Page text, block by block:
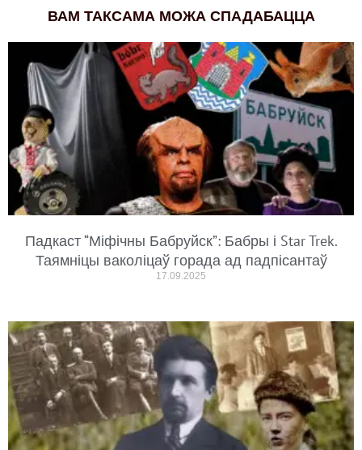
ВАМ ТАКСАМА МОЖА СПАДАБАЦЦА
Падкаст “Міфічны Бабруйск”: Бабры і Star Trek.
Таямніцы ваколіцаў горада ад падпісантаў
17.09.2025